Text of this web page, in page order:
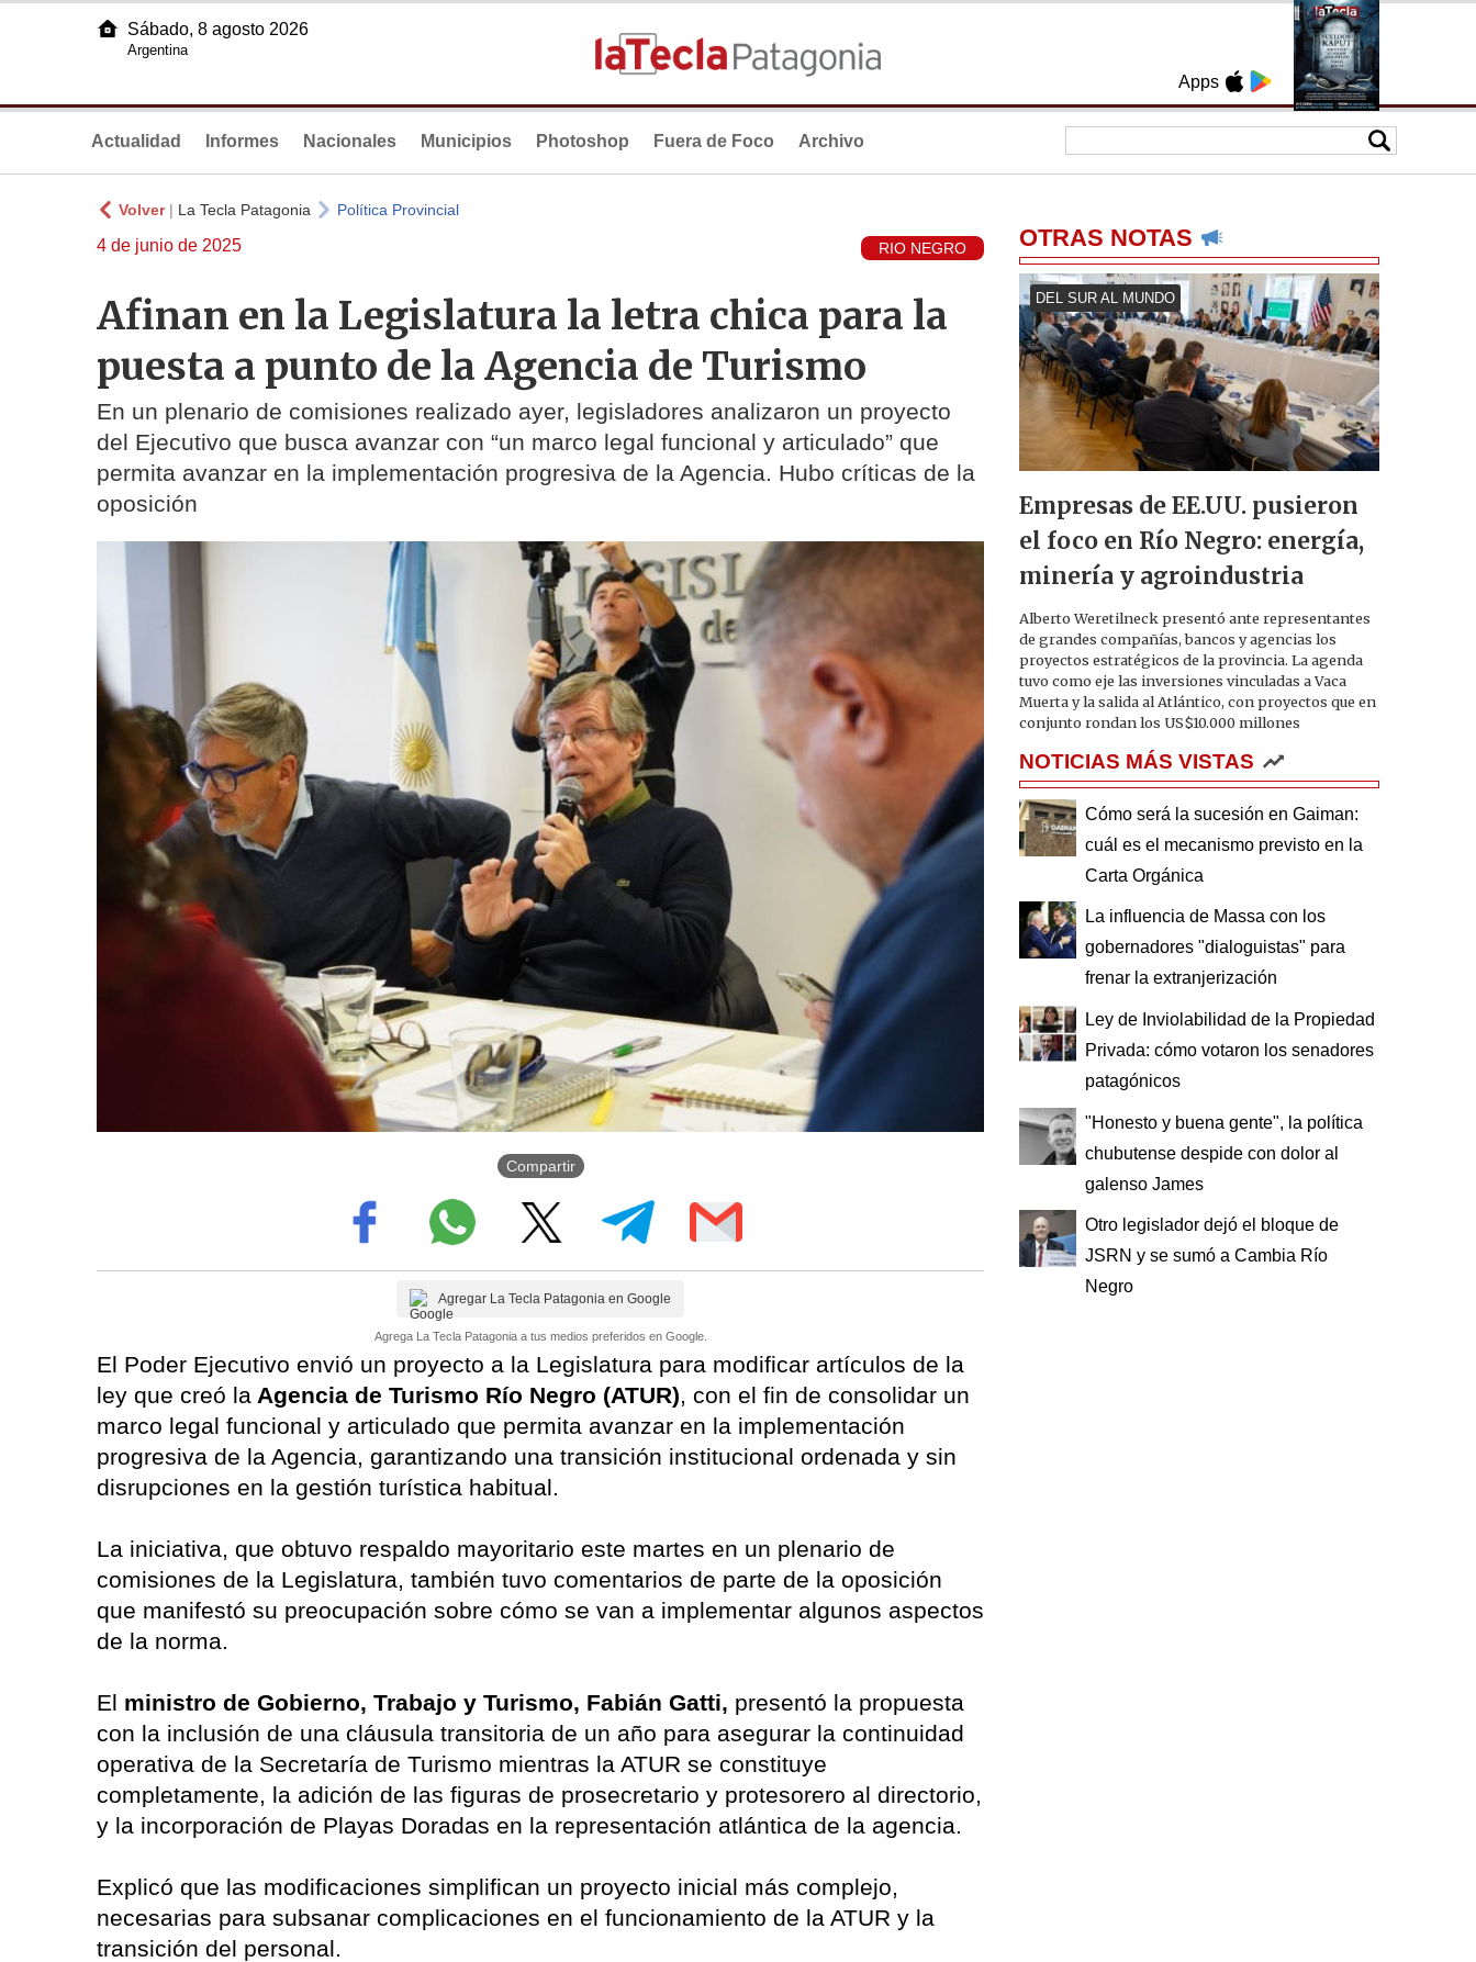
Apps
Sábado, 8 agosto 2026
Argentina
Actualidad Informes Nacionales Municipios Photoshop Fuera de Foco Archivo
Volver| La Tecla Patagonia Política Provincial
4 de junio de 2025 RIO NEGRO
Afinan en la Legislatura la letra chica para la
puesta a punto de la Agencia de Turismo
En un plenario de comisiones realizado ayer, legisladores analizaron un proyecto
del Ejecutivo que busca avanzar con “un marco legal funcional y articulado” que
permita avanzar en la implementación progresiva de la Agencia. Hubo críticas de la
oposición
Compartir
Agregar La Tecla Patagonia en Google
Agrega La Tecla Patagonia a tus medios preferidos en Google.
El Poder Ejecutivo envió un proyecto a la Legislatura para modificar artículos de la
ley que creó la Agencia de Turismo Río Negro (ATUR), con el fin de consolidar un
marco legal funcional y articulado que permita avanzar en la implementación
progresiva de la Agencia, garantizando una transición institucional ordenada y sin
disrupciones en la gestión turística habitual.
La iniciativa, que obtuvo respaldo mayoritario este martes en un plenario de
comisiones de la Legislatura, también tuvo comentarios de parte de la oposición
que manifestó su preocupación sobre cómo se van a implementar algunos aspectos
de la norma.
El ministro de Gobierno, Trabajo y Turismo, Fabián Gatti, presentó la propuesta
con la inclusión de una cláusula transitoria de un año para asegurar la continuidad
operativa de la Secretaría de Turismo mientras la ATUR se constituye
completamente, la adición de las figuras de prosecretario y protesorero al directorio,
y la incorporación de Playas Doradas en la representación atlántica de la agencia.
Explicó que las modificaciones simplifican un proyecto inicial más complejo,
necesarias para subsanar complicaciones en el funcionamiento de la ATUR y la
transición del personal.
OTRAS NOTAS
DEL SUR AL MUNDO
Empresas de EE.UU. pusieron
el foco en Río Negro: energía,
minería y agroindustria
Alberto Weretilneck presentó ante representantes
de grandes compañías, bancos y agencias los
proyectos estratégicos de la provincia. La agenda
tuvo como eje las inversiones vinculadas a Vaca
Muerta y la salida al Atlántico, con proyectos que en
conjunto rondan los US$10.000 millones
NOTICIAS MÁS VISTAS
Cómo será la sucesión en Gaiman:
cuál es el mecanismo previsto en la
Carta Orgánica
La influencia de Massa con los
gobernadores "dialoguistas" para
frenar la extranjerización
Ley de Inviolabilidad de la Propiedad
Privada: cómo votaron los senadores
patagónicos
"Honesto y buena gente", la política
chubutense despide con dolor al
galenso James
Otro legislador dejó el bloque de
JSRN y se sumó a Cambia Río
Negro